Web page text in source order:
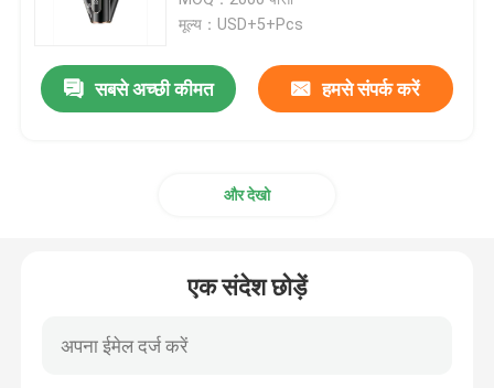
इलेक्ट्रिक हेयर शेवर
मूल्य：USD+5+Pcs
सबसे अच्छी कीमत हमसे संपर्क करें
और देखो
एक संदेश छोड़ें